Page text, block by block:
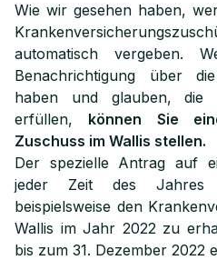
Wie wir gesehen haben,
automatisch vergeben.
Benachrichtigung über
haben und glauben, die
erfüllen, können Sie
Zuschuss im Wallis stellen.
Der spezielle Antrag auf
jeder Zeit des Jahres
beispielsweise den
Wallis im Jahr 2022 zu
bis zum 31. Dezember 2022